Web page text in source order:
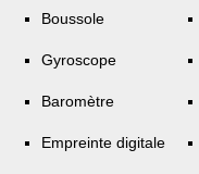
Boussole
Gyroscope
Baromètre
Empreinte digitale